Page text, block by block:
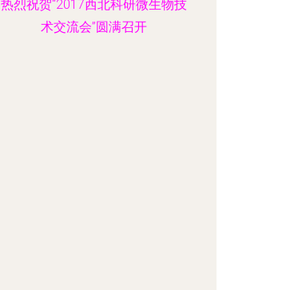
热烈祝贺“2017西北科研微生物技
术交流会”圆满召开